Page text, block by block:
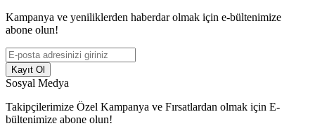
Kampanya ve yeniliklerden haberdar olmak için e-bültenimize
abone olun!
Kayıt Ol
Sosyal Medya
Takipçilerimize Özel Kampanya ve Fırsatlardan olmak için E-
bültenimize abone olun!